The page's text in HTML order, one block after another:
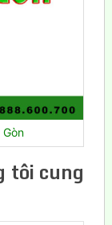
tôi cung